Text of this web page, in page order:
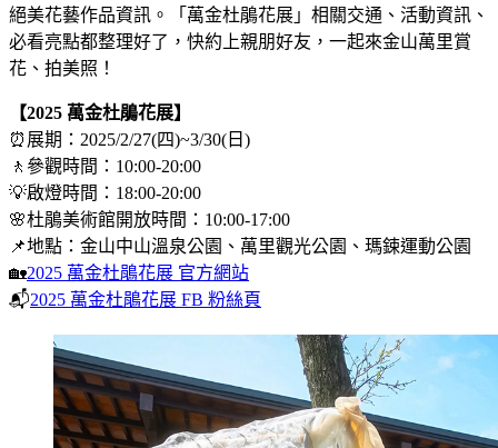
絕美花藝作品資訊。「萬金杜鵑花展」相關交通、活動資訊、
必看亮點都整理好了，快約上親朋好友，一起來金山萬里賞
花、拍美照！
【2025 萬金杜鵑花展】
⏰展期：2025/2/27(四)~3/30(日)
🚶參觀時間：10:00-20:00
💡啟燈時間：18:00-20:00
🌸杜鵑美術館開放時間：10:00-17:00
📌地點：金山中山溫泉公園、萬里觀光公園、瑪鋉運動公園
🏡2025 萬金杜鵑花展 官方網站
📬2025 萬金杜鵑花展 FB 粉絲頁